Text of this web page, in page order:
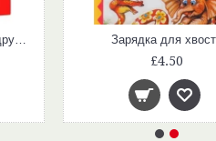
Котёнок Шмяк и Сырник - друзья навек Зарядка для
£4.50